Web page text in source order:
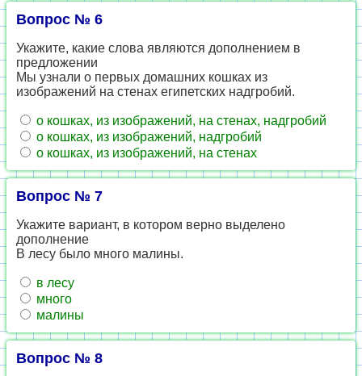
Вопрос № 6
Укажите, какие слова являются дополнением в
предложении
Мы узнали о первых домашних кошках из
изображений на стенах египетских надгробий.
о кошках, из изображений, на стенах, надгробий
о кошках, из изображений, надгробий
о кошках, из изображений, на стенах
Вопрос № 7
Укажите вариант, в котором верно выделено
дополнение
В лесу было много малины.
в лесу
много
малины
Вопрос № 8